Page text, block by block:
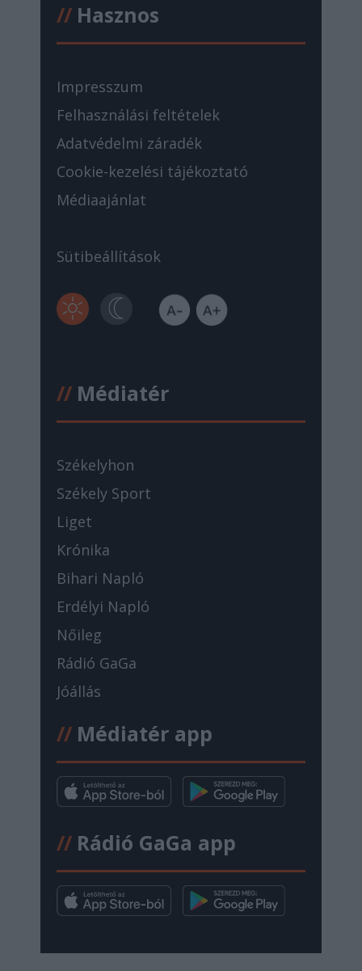
//Hasznos
Impresszum
Felhasználási feltételek
Adatvédelmi záradék
Cookie-kezelési tájékoztató
Médiaajánlat
Sütibeállítások
//Médiatér
Székelyhon
Székely Sport
Liget
Krónika
Bihari Napló
Erdélyi Napló
Nőileg
Rádió GaGa
Jóállás
//Médiatér app
//Rádió GaGa app